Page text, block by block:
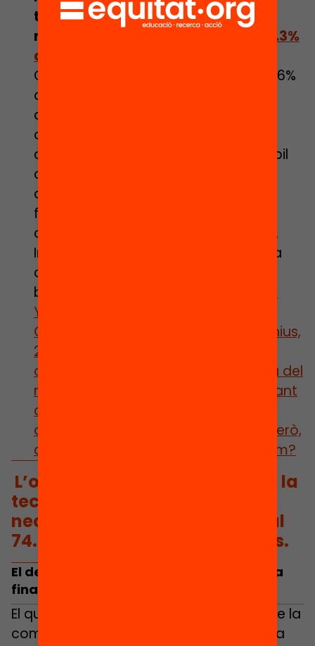
tecnologia mòbil és una de les
necessitats que fan coincidir al
74.3%
de les famílies
Considerant que, a
, el 39.6%
dels centres que regulen l’ús dels
dispositius utilitzen el mòbil per a
objectius educatius, es pot suggerir
que aquests centres entenen el mòbil
com a eina per facilitar els
aprenentatges o, fins i tot, com a
finalitat per desenvolupar
competències digitals i transversals.
Introduir els mòbils a l’aula, segons la
comunitat educativa, comporta
beneficis d’aprenentatge únics (
Youssef et al., 2022</a>;
Garrido et al., 2022</a>;
Fälth & Selenius,
2022</a>;
quan
l’Educació condueix i s’aprofita del
mòbil
’No es tracta tant
de prohibir, sinó d’educar’’
diputada de Junts, Judith Toronjo. Però,
com ho fem? Qui ho fa? Quan ho fem?
L’orientació sobre el bon ús de la
tecnologia mòbil és una de les
necessitats que fan coincidir al
74.3% de les famílies catalanes.
El debat com a estratègia però no com a
finalitat
El que és innegable és la preocupació de la
comunitat educativa. Un neguit que s’ha